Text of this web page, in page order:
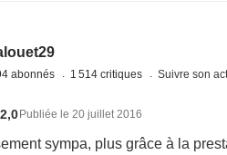
abonnés 1 514 critiques Suivre son
2,0 Publiée le 20 juillet 2016
sympa, plus grâce à la